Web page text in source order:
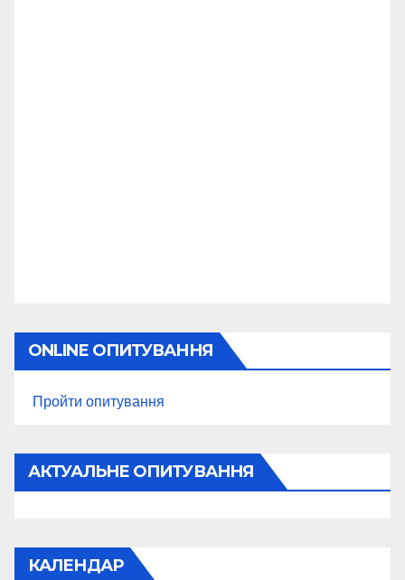
ONLINE ОПИТУВАННЯ
Пройти опитування
АКТУАЛЬНЕ ОПИТУВАННЯ
КАЛЕНДАР